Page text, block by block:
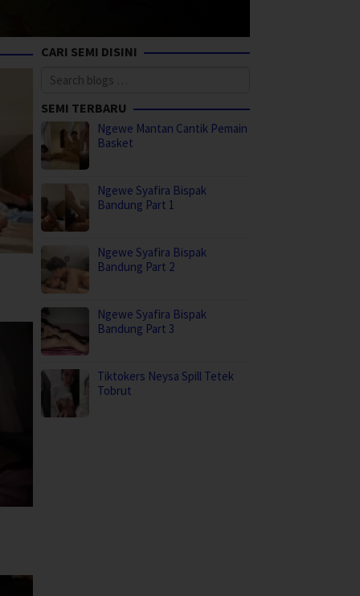
CARI SEMI DISINI
Search
SEMI TERBARU
Ngewe Mantan Cantik Pemain
Basket
Ngewe Syafira Bispak
Bandung Part 1
Ngewe Syafira Bispak
Bandung Part 2
Ngewe Syafira Bispak
Bandung Part 3
Tiktokers Neysa Spill Tetek
Tobrut